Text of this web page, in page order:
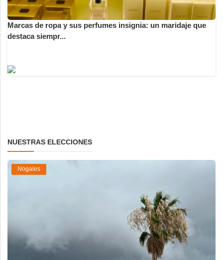
Marcas de ropa y sus perfumes insignia: un maridaje que
destaca siempr...
NUESTRAS ELECCIONES
Nogales